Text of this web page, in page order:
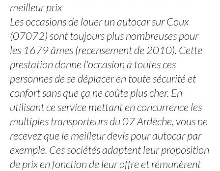
meilleur prix
Les occasions de louer un autocar sur Coux
(07072) sont toujours plus nombreuses pour
les 1679 âmes (recensement de 2010). Cette
prestation donne l'occasion à toutes ces
personnes de se déplacer en toute sécurité et
confort sans que ça ne coûte plus cher. En
utilisant ce service mettant en concurrence les
multiples transporteurs du 07 Ardèche, vous ne
recevez que le meilleur devis pour autocar par
exemple. Ces sociétés adaptent leur proposition
de prix en fonction de leur offre et rémunèrent